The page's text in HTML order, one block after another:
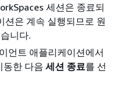
세션은 종료되
션은 계속 실행되므로 원
니다.
언트 애플리케이션에서
동한 다음 세션 종료를 선